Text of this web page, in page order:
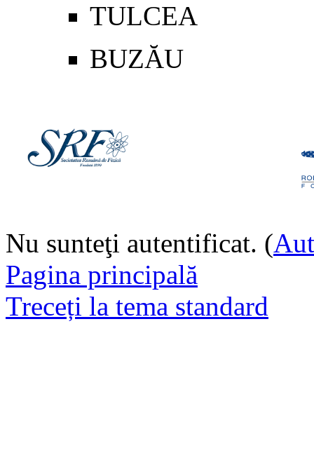
TULCEA
BUZĂU
Nu sunteţi autentificat. (
Pagina principală
Treceți la tema standard